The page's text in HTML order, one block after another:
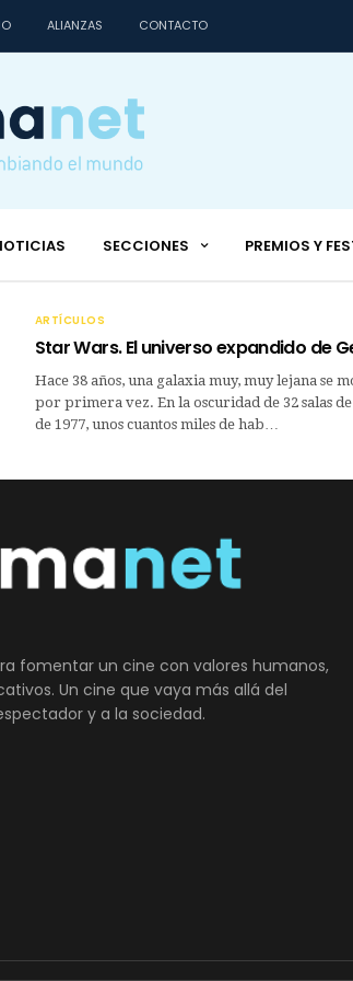
ALIANZAS CONTACTO
SECCIONES PREMIOS Y
ARTÍCULOS
Star Wars. El universo expandido de
Hace 38 años, una galaxia muy, muy lejana se
por primera vez. En la oscuridad de 32 salas
de 1977, unos cuantos miles de hab…
fomentar un cine con valores humanos,
Un cine que vaya más allá del
y a la sociedad.